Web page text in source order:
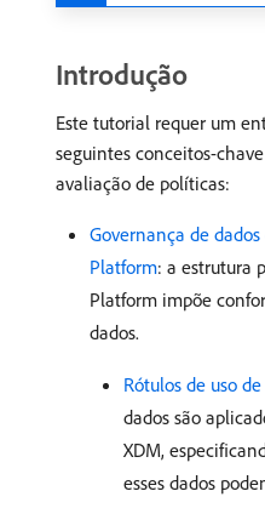
Introdução
Este tutorial requer um
seguintes conceitos-
avaliação de políticas:
Governança de
Platform: a estrutura
Platform impõe
dados.
Rótulos de uso
dados são
XDM,
esses dados